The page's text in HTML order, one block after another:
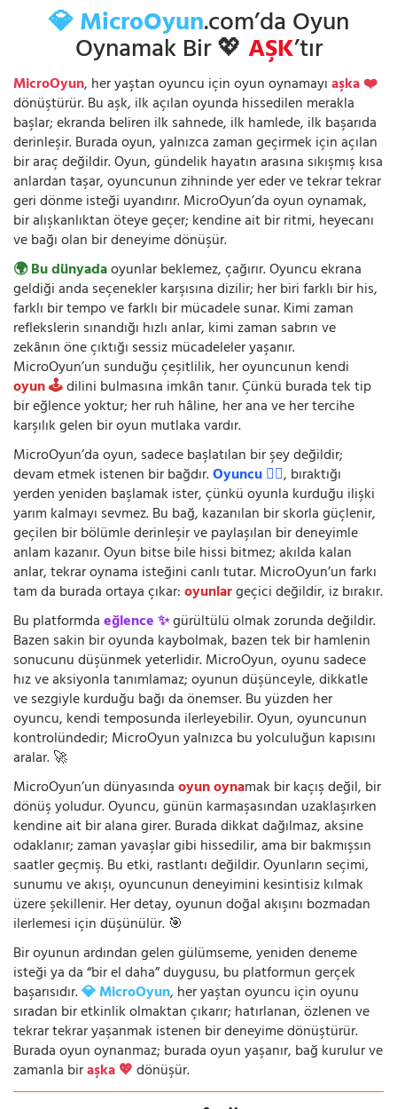
💎 MicroOyun.com’da Oyun
Oynamak Bir 💖AŞK’tır
MicroOyun, her yaştan oyuncu için oyun oynamayıaşka ❤️
dönüştürür. Bu aşk, ilk açılan oyunda hissedilen merakla
başlar; ekranda beliren ilk sahnede, ilk hamlede, ilk başarıda
derinleşir. Burada oyun, yalnızca zaman geçirmek için açılan
bir araç değildir. Oyun, gündelik hayatın arasına sıkışmış kısa
anlardan taşar, oyuncunun zihninde yer eder ve tekrar tekrar
geri dönme isteği uyandırır. MicroOyun’da oyun oynamak,
bir alışkanlıktan öteye geçer; kendine ait bir ritmi, heyecanı
ve bağı olan bir deneyime dönüşür.
🌍 Bu dünyadaoyunlar beklemez, çağırır. Oyuncu ekrana
geldiği anda seçenekler karşısına dizilir; her biri farklı bir his,
farklı bir tempo ve farklı bir mücadele sunar. Kimi zaman
reflekslerin sınandığı hızlı anlar, kimi zaman sabrın ve
zekânın öne çıktığı sessiz mücadeleler yaşanır.
MicroOyun’un sunduğu çeşitlilik, her oyuncunun kendi
oyun 🕹️dilini bulmasına imkân tanır. Çünkü burada tek tip
bir eğlence yoktur; her ruh hâline, her ana ve her tercihe
karşılık gelen bir oyun mutlaka vardır.
MicroOyun’da oyun, sadece başlatılan bir şey değildir;
devam etmek istenen bir bağdır.Oyuncu 🧍‍♂️, bıraktığı
yerden yeniden başlamak ister, çünkü oyunla kurduğu ilişki
yarım kalmayı sevmez. Bu bağ, kazanılan bir skorla güçlenir,
geçilen bir bölümle derinleşir ve paylaşılan bir deneyimle
anlam kazanır. Oyun bitse bile hissi bitmez; akılda kalan
anlar, tekrar oynama isteğini canlı tutar. MicroOyun’un farkı
tam da burada ortaya çıkar:oyunlargeçici değildir, iz bırakır.
Bu platformdaeğlence ✨gürültülü olmak zorunda değildir.
Bazen sakin bir oyunda kaybolmak, bazen tek bir hamlenin
sonucunu düşünmek yeterlidir. MicroOyun, oyunu sadece
hız ve aksiyonla tanımlamaz; oyunun düşünceyle, dikkatle
ve sezgiyle kurduğu bağı da önemser. Bu yüzden her
oyuncu, kendi temposunda ilerleyebilir. Oyun, oyuncunun
kontrolündedir; MicroOyun yalnızca bu yolculuğun kapısını
aralar. 🚀
MicroOyun’un dünyasındaoyun oynamak bir kaçış değil, bir
dönüş yoludur. Oyuncu, günün karmaşasından uzaklaşırken
kendine ait bir alana girer. Burada dikkat dağılmaz, aksine
odaklanır; zaman yavaşlar gibi hissedilir, ama bir bakmışsın
saatler geçmiş. Bu etki, rastlantı değildir. Oyunların seçimi,
sunumu ve akışı, oyuncunun deneyimini kesintisiz kılmak
üzere şekillenir. Her detay, oyunun doğal akışını bozmadan
ilerlemesi için düşünülür. 🎯
Bir oyunun ardından gelen gülümseme, yeniden deneme
isteği ya da “bir el daha” duygusu, bu platformun gerçek
başarısıdır.💎 MicroOyun, her yaştan oyuncu için oyunu
sıradan bir etkinlik olmaktan çıkarır; hatırlanan, özlenen ve
tekrar tekrar yaşanmak istenen bir deneyime dönüştürür.
Burada oyun oynanmaz; burada oyun yaşanır, bağ kurulur ve
zamanla biraşka 💖dönüşür.